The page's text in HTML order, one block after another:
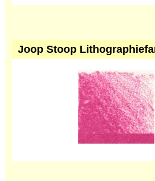
Joop Stoop